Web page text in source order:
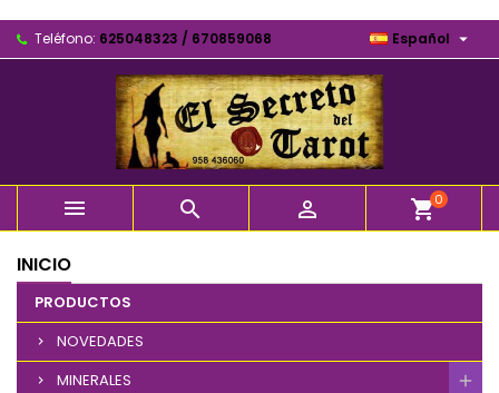
Teléfono: 625048323 / 670859068 Español 
   shopping_cart0
INICIO
PRODUCTOS
NOVEDADES
MINERALES